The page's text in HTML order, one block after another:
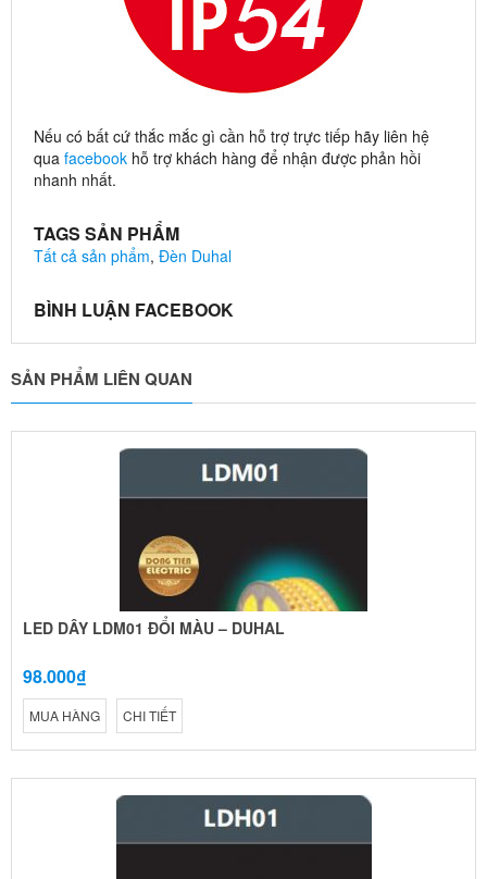
Nếu có bất cứ thắc mắc gì cần hỗ trợ trực tiếp hãy liên hệ
qua facebook hỗ trợ khách hàng để nhận được phản hồi
nhanh nhất.
TAGS SẢN PHẨM
Tất cả sản phẩm, Đèn Duhal
BÌNH LUẬN FACEBOOK
SẢN PHẨM LIÊN QUAN
LED DÂY LDM01 ĐỔI MÀU – DUHAL
98.000₫
MUA HÀNG CHI TIẾT